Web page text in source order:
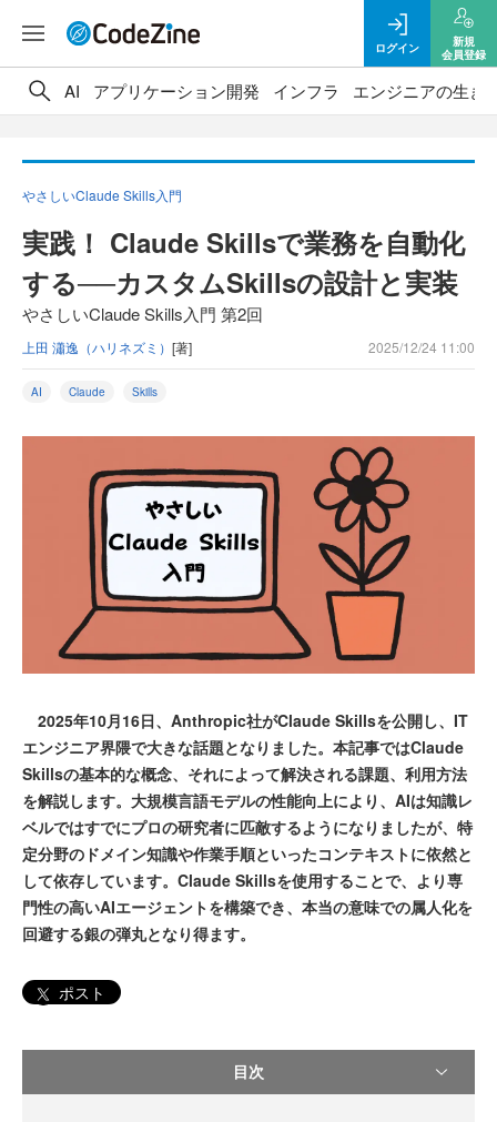
ログイン
新規
会員登録
AI アプリケーション開発 インフラ エンジニアの生き
やさしいClaude Skills入門
実践！ Claude Skillsで業務を自動化
する──カスタムSkillsの設計と実装
やさしいClaude Skills入門 第2回
上田 瀟逸（ハリネズミ） [著] 2025/12/24 11:00
AI Claude Skills
2025年10月16日、Anthropic社がClaude Skillsを公開し、IT
エンジニア界隈で大きな話題となりました。本記事ではClaude
Skillsの基本的な概念、それによって解決される課題、利用方法
を解説します。大規模言語モデルの性能向上により、AIは知識レ
ベルではすでにプロの研究者に匹敵するようになりましたが、特
定分野のドメイン知識や作業手順といったコンテキストに依然と
して依存しています。Claude Skillsを使用することで、より専
門性の高いAIエージェントを構築でき、本当の意味での属人化を
回避する銀の弾丸となり得ます。
ポスト
目次